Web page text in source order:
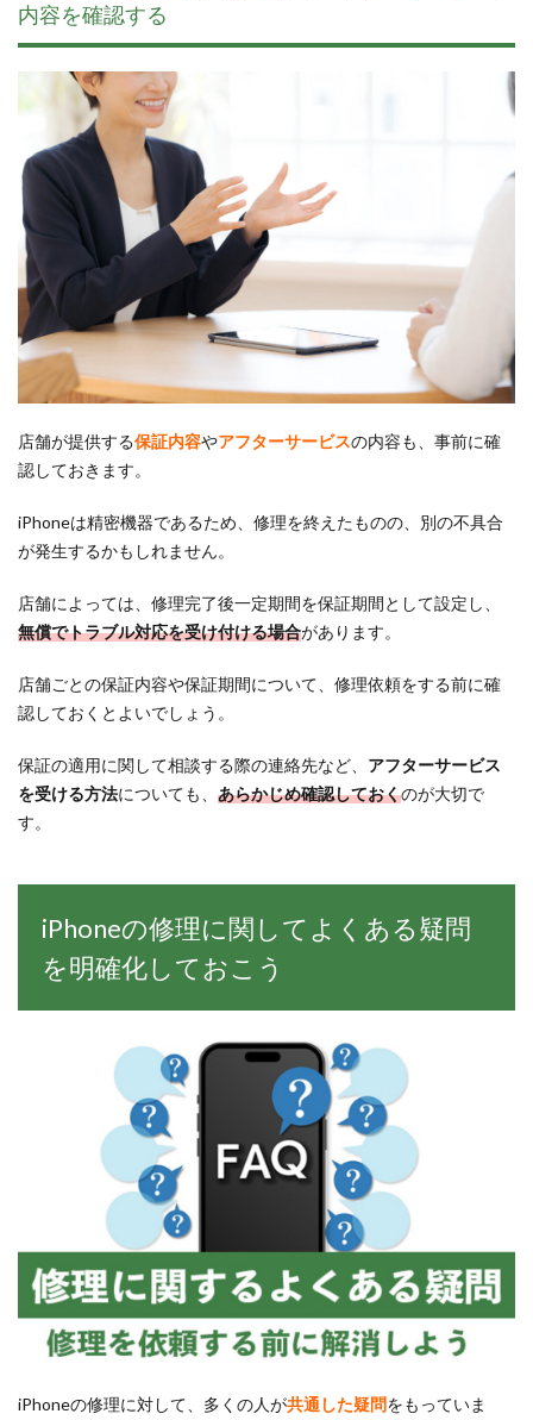
内容を確認する
店舗が提供する保証内容やアフターサービスの内容も、事前に確
認しておきます。
iPhoneは精密機器であるため、修理を終えたものの、別の不具合
が発生するかもしれません。
店舗によっては、修理完了後一定期間を保証期間として設定し、
無償でトラブル対応を受け付ける場合があります。
店舗ごとの保証内容や保証期間について、修理依頼をする前に確
認しておくとよいでしょう。
保証の適用に関して相談する際の連絡先など、 アフターサービス
を受ける方法についても、 あらかじめ確認しておくのが大切で
す。
iPhoneの修理に関してよくある疑問
を明確化しておこう
iPhoneの修理に対して、多くの人が共通した疑問をもっていま